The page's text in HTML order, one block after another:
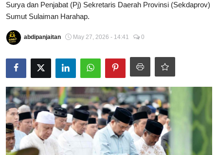
SEPAKBOLA
ALL SPORT
SPORTAIMENT
SOSOK
HIBURAN
Surya dan Penjabat (Pj) Sekretaris Daerah Provinsi (Sekdaprov)
Sumut Sulaiman Harahap.
abdipanjaitan May 27, 2026 - 14:41 0